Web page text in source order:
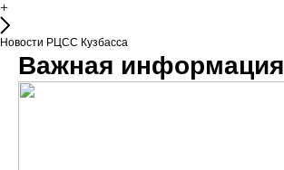
+
Новости РЦСС Кузбасса
Важная информация